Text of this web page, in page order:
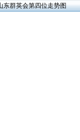
群英会第四位走势图